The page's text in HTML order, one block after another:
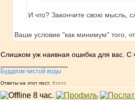
И что? Закончите свою мысль,
Ваше условие "как минимум" того,
Слишком уж наивная ошибка для вас. С
Буддизм чистой воды
Ответы на этот пост: Ктото